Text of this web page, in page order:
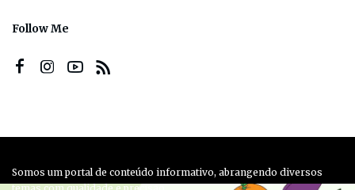
Follow Me
Somos um portal de conteúdo informativo, abrangendo diversos